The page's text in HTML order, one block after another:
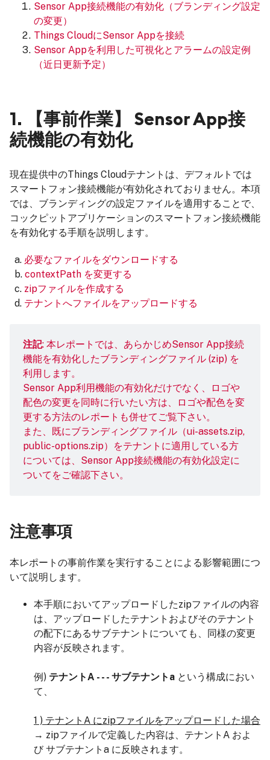
Sensor App接続機能の有効化（ブランディング設定
の変更）
Things CloudにSensor Appを接続
Sensor Appを利用した可視化とアラームの設定例
（近日更新予定）
1. 【事前作業】 Sensor App接
続機能の有効化
現在提供中のThings Cloudテナントは、デフォルトでは
スマートフォン接続機能が有効化されておりません。本項
では、ブランディングの設定ファイルを適用することで、
コックピットアプリケーションのスマートフォン接続機能
を有効化する手順を説明します。
a. 必要なファイルをダウンロードする
b. contextPath を変更する
c. zipファイルを作成する
d. テナントへファイルをアップロードする
注記: 本レポートでは、あらかじめSensor App接続
機能を有効化したブランディングファイル (zip) を
利用します。
Sensor App利用機能の有効化だけでなく、ロゴや
配色の変更を同時に行いたい方は、
ロゴや配色を変
更する方法のレポートも併せてご覧下さい。
また、既にブランディングファイル（ui-assets.zip,
public-options.zip）をテナントに適用している方
については、 Sensor App接続機能の有効化設定に
ついて をご確認下さい。
注意事項
本レポートの事前作業を実行することによる影響範囲につ
いて説明します。
本手順においてアップロードしたzipファイルの内容
は、アップロードしたテナントおよびそのテナント
の配下にあるサブテナントについても、同様の変更
内容が反映されます。
例) テナントA - - - サブテナントa という構成におい
て、
1 ) テナントA にzipファイルをアップロードした場合
→ zipファイルで定義した内容は、テナントA およ
び サブテナントa に反映されます。